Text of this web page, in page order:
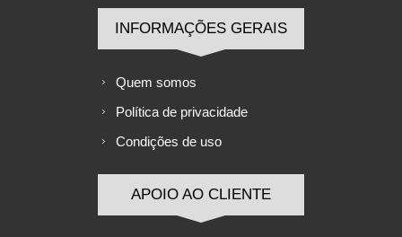
INFORMAÇÕES GERAIS
Quem somos
Política de privacidade
Condições de uso
APOIO AO CLIENTE